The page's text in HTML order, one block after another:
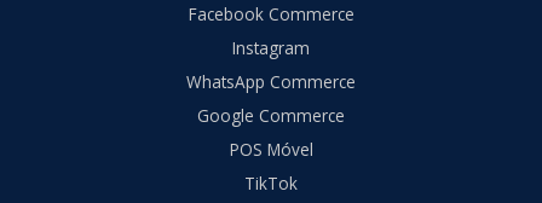
Facebook Commerce
Instagram
WhatsApp Commerce
Google Commerce
POS Móvel
TikTok